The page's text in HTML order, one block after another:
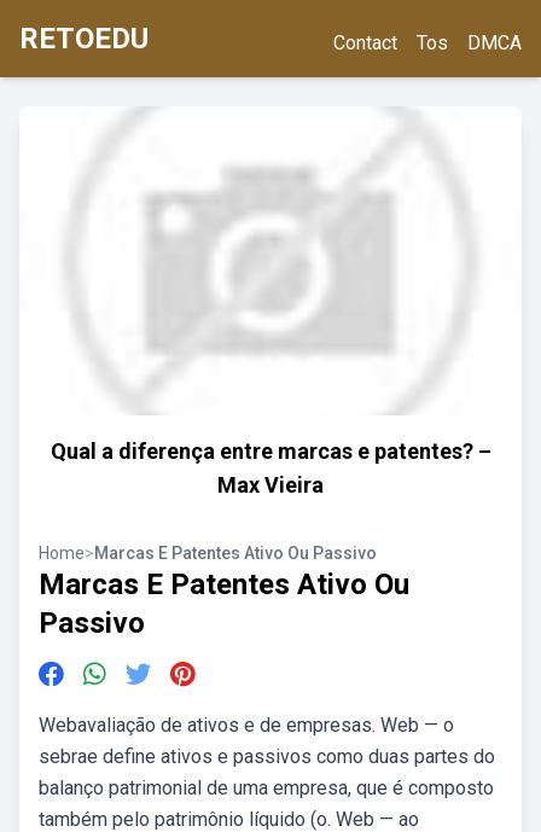
RETOEDU Contact Tos DMCA
Qual a diferença entre marcas e patentes? –
Max Vieira
Home>Marcas E Patentes Ativo Ou Passivo
Marcas E Patentes Ativo Ou
Passivo
Webavaliação de ativos e de empresas. Web — o
sebrae define ativos e passivos como duas partes do
balanço patrimonial de uma empresa, que é composto
também pelo patrimônio líquido (o. Web — ao